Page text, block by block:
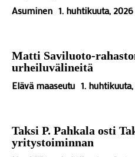
Asuminen 1. huhtikuuta, 2026
Matti Saviluoto-
urheiluvälineitä
Elävä maaseutu 1.
Taksi P. Pahkala osti
yritystoiminnan